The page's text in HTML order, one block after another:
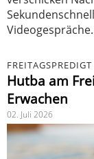
FREITAGSPREDIGT
Hutba am
Erwachen
02. Juli 2026